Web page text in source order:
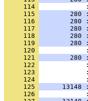
     114
     115
280
     116
280
     117
280
     118
280
     119
280
     120
     121
280
     122
     123
     124
     125
13148
     126